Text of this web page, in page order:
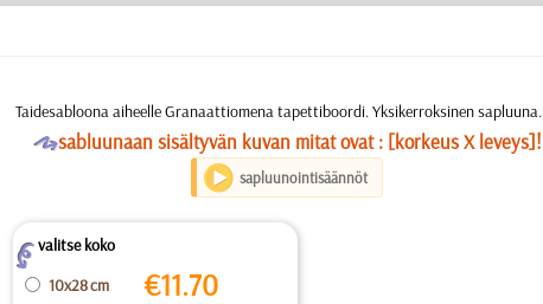
Taidesabloona aiheelle Granaattiomena tapettiboordi. Yksikerroksinen sapluuna.
Osabluunaan sisältyvän kuvan mitat ovat : [korkeus X leveys]!
sapluunointisäännöt
Zvalitse koko
10x28 cm
€11.70